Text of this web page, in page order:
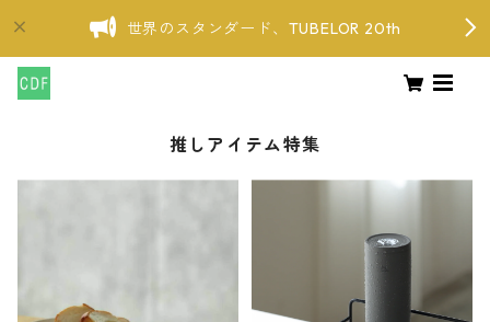
世界のスタンダード、TUBELOR 20th
推しアイテム特集